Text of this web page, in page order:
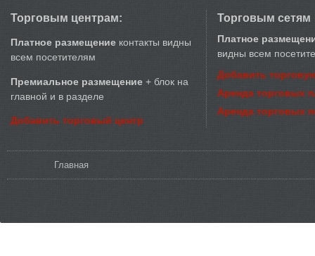
Торговым центрам:
Платное размещение контакты видны
всем посетителям
Премиальное размещение + блок на
главной и в разделе
Добавить торговый центр
Торговым сетям
Платное
видны всем
Добавить
Аренда торговых
Аренда торговых
Главная